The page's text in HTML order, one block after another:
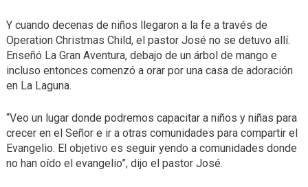
Y cuando decenas de niños llegaron a la fe a través de
Operation Christmas Child, el pastor José no se detuvo allí.
Enseñó La Gran Aventura, debajo de un árbol de mango e
incluso entonces comenzó a orar por una casa de adoración
en La Laguna.
“Veo un lugar donde podremos capacitar a niños y niñas para
crecer en el Señor e ir a otras comunidades para compartir el
Evangelio. El objetivo es seguir yendo a comunidades donde
no han oído el evangelio”, dijo el pastor José.